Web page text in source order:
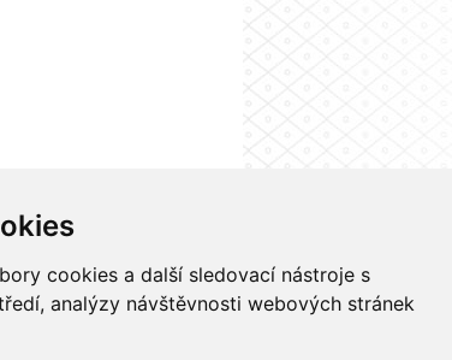
cookies a další sledovací nástroje s
analýzy návštěvnosti webových stránek
UK